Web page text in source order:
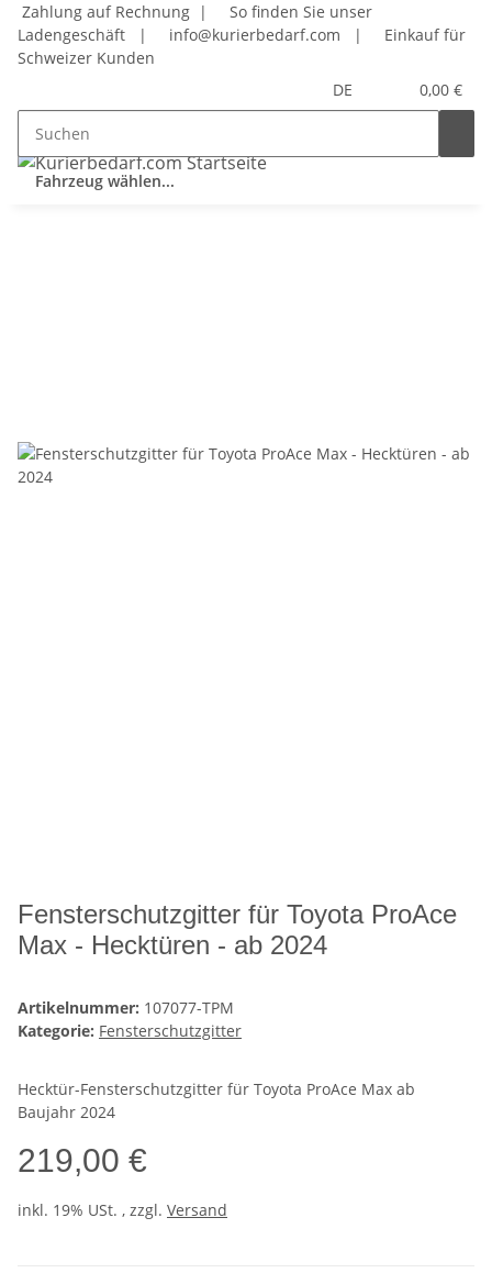
Zahlung auf Rechnung |
So finden Sie unser
Ladengeschäft
| info@kurierbedarf.com |
Einkauf für
Schweizer Kunden
DE
0,00 €
Fahrzeug wählen...
Fensterschutzgitter für Toyota ProAce
Max - Hecktüren - ab 2024
Artikelnummer: 107077-TPM
Kategorie: Fensterschutzgitter
Hecktür-Fensterschutzgitter für Toyota ProAce Max ab
Baujahr 2024
219,00 €
inkl. 19% USt. , zzgl. Versand